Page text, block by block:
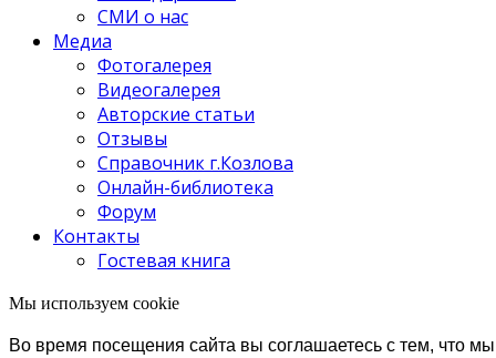
СМИ о нас
Медиа
Фотогалерея
Видеогалерея
Авторские статьи
Отзывы
Справочник г.Козлова
Онлайн-библиотека
Форум
Контакты
Гостевая книга
Мы используем cookie
Во время посещения сайта вы соглашаетесь с тем, что